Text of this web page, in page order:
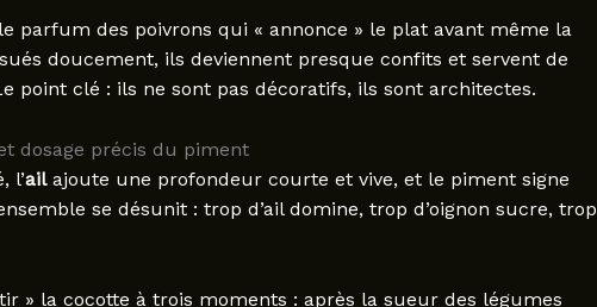
parfum des poivrons qui « annonce » le plat avant même la
doucement, ils deviennent presque confits et servent de
point clé : ils ne sont pas décoratifs, ils sont architectes.
dosage précis du piment
l’ailajoute une profondeur courte et vive, et le piment signe
se désunit : trop d’ail domine, trop d’oignon sucre, trop
» la cocotte à trois moments : après la sueur des légumes